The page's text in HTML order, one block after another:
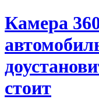
Камера
стоит